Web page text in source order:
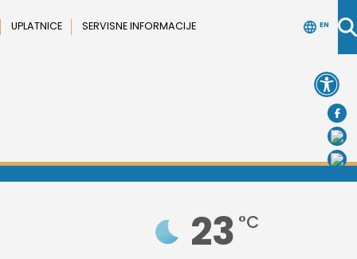
UPLATNICE SERVISNE INFORMACIJE EN
23 °C